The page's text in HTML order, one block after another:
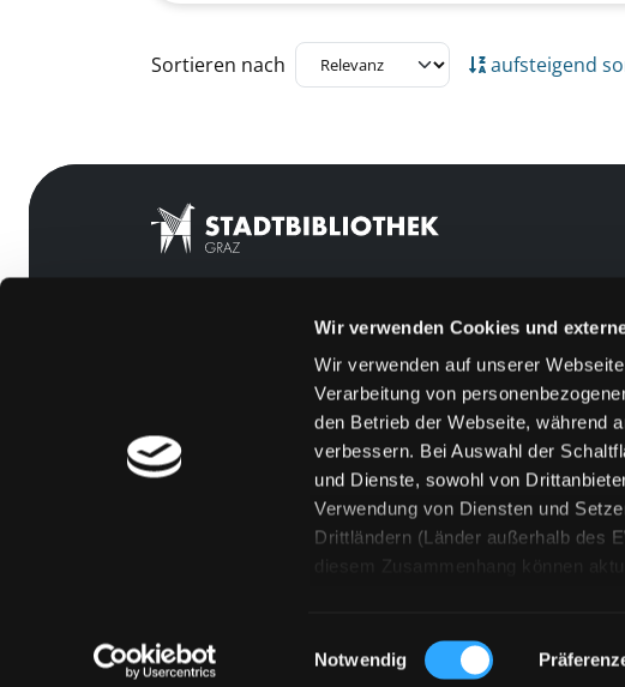
Wir verwenden Cookies und
Wir verwenden auf unserer
Verarbeitung von
den Betrieb der Webseite, während
verbessern. Bei Auswahl der
und Dienste, sowohl von
Verwendung von Diensten und
Drittländern (Länder außerhalb des
diesem Zusammenhang können
„Details zeigen“ finden Sie
Technologien. Selbstverständlich
Einwilligungsauswahl
Notwendig
Zu den Suchfiltern springen
Sortieren nach aufsteigend
[kju:b]
Feedback
Kontakt
Über uns
Jobs
Medienwunsch
FAQs